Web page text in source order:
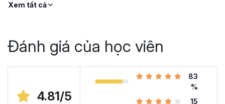
?Nếu như bạn:
Hoặc trước đây chỉ học lý thuyết nên không biết
Hoặc đã có kiến thức cơ bản về Excel và đang
muốn nâng cao kỹ năng của mình lên.
Xem tất cả
Đánh giá của học viên
4.81/5
83
%
15